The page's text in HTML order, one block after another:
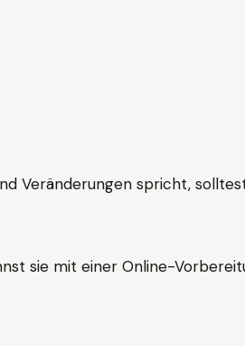
Veränderungen spricht,
sie mit einer Online-